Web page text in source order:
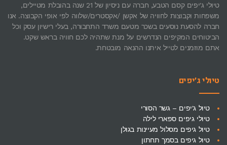
טיולי ג'יפים קסם הטבע, חברה עם ניסיון של 21 שנה בהובלת מטיילים,
משפחות וקבוצות לחוויה של אקשן /אקסטרים/שלווה לפי אופי הקבוצה. אנו
חברה להסעת נוסעים בשכר מטעם משרד התחבורה, בעלי רישיון עסק וכל
הביטוחים המקיפים הנדרשים על מנת שתהיה לכם חוויה בראש שקט.
אתם מוזמנים לטייל איתנו ההנאה מובטחת.
טיולי ג׳יפים
טיול ג'יפים – גשר הסורי
טיולי גיפים ספארי לילה
טיול גיפים מסלול מעיינות בגולן
טיול גיפים בסמך תחתון